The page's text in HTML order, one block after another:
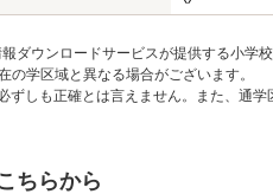
ダウンロードサービスが提供する小学
学区域と異なる場合がございます。
しも正確とは言えません。また、通
ちらから